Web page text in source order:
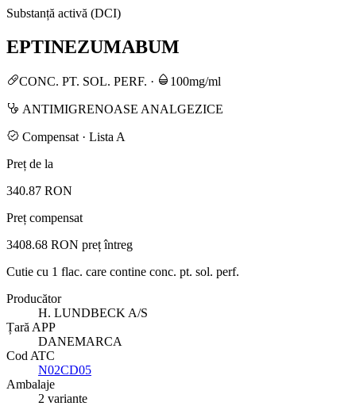
Substanță activă (DCI)
EPTINEZUMABUM
CONC. PT. SOL. PERF. · 100mg/ml
ANTIMIGRENOASE ANALGEZICE
Compensat · Lista A
Preț de la
340.87 RON
Preț compensat
3408.68 RON preț întreg
Cutie cu 1 flac. care contine conc. pt. sol. perf.
Producător
H. LUNDBECK A/S
Țară APP
DANEMARCA
Cod ATC
N02CD05
Ambalaje
2 variante